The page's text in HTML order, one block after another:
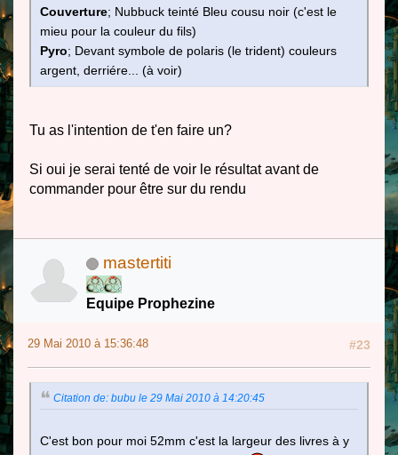
Couverture; Nubbuck teinté Bleu cousu noir (c'est le
mieu pour la couleur du fils)
Pyro; Devant symbole de polaris (le trident) couleurs
argent, derriére... (à voir)
Tu as l'intention de t'en faire un?
Si oui je serai tenté de voir le résultat avant de
commander pour être sur du rendu
mastertiti
Equipe Prophezine
29 Mai 2010 à 15:36:48 #23
Citation de: bubu le 29 Mai 2010 à 14:20:45
C'est bon pour moi 52mm c'est la largeur des livres à y